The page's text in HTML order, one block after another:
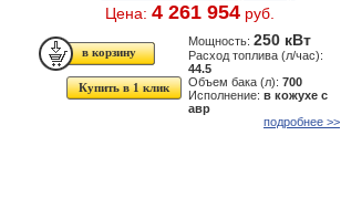
Цена: 4 261 954руб.
Купить в 1 клик
Мощность: 250 кВт
Расход топлива (л/час):
44.5
Объем бака (л): 700
Исполнение: в кожухе с
авр
подробнее >>